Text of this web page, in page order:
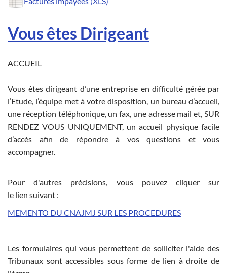
Vous êtes Dirigeant
ACCUEIL
Vous êtes dirigeant d’une entreprise en difficulté gérée par
l’Etude, l’équipe met à votre disposition, un bureau d’accueil,
une réception téléphonique, un fax, une adresse mail et, SUR
RENDEZ VOUS UNIQUEMENT, un accueil physique facile
d’accès afin de répondre à vos questions et vous
accompagner.
Pour d'autres précisions, vous pouvez cliquer sur
le lien suivant :
MEMENTO DU CNAJMJ SUR LES PROCEDURES
Les formulaires qui vous permettent de solliciter l'aide des
Tribunaux sont accessibles sous forme de lien à droite de